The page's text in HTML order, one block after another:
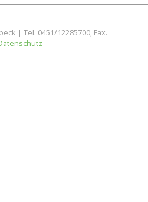
| Tel. 0451/12285700, Fax.